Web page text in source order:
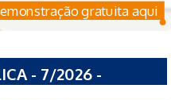
gratuita aqui
- 7/2026 -